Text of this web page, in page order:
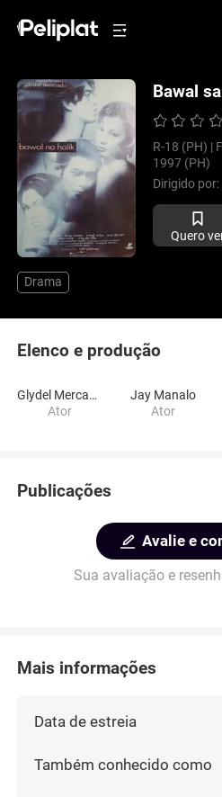
Bawal
R-18 (PH) |
1997 (PH)
Dirigido por:
Quero
Drama
Elenco e produção
Glydel Mercado
Ator
Jay Manalo
Ator
Publicações
Avalie e
Sua avaliação e
Mais informações
Data de estreia
Também conhecido como